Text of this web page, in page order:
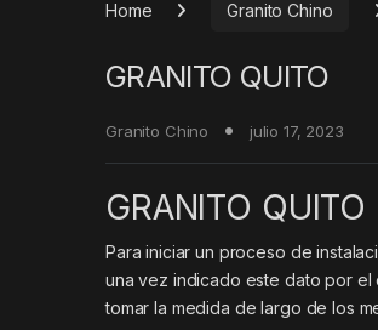
Home Granito Chino
GRANITO QUITO
Granito Chino julio 17, 2023
GRANITO QUITO
Para iniciar un proceso de
una vez indicado este dato por el
tomar la medida de largo de los